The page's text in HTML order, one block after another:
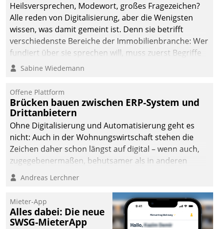
Heilsversprechen, Modewort, großes Fragezeichen?
Alle reden von Digitalisierung, aber die Wenigsten
wissen, was damit gemeint ist. Denn sie betrifft
verschiedenste Bereiche der Immobilienbranche: Wer
fundiert über sie sprechen will, muss zuerst Begriffe
klären. Ein Aspekt ist die betriebliche Optimierung:
Einsparungen durch optimierte und automatisierte
Prozesse. Doch man darf nicht zu viel erwarten: Allein
mit der Einführung einer neuen Software ist es nicht
getan. Die Digitalisierung erfordert von Unternehmen
die Bereitschaft, sich zu überprüfen, zu hinterfragen
und zu verändern.
Sabine Wiedemann
Offene Plattform
Brücken bauen zwischen ERP-System und
Drittanbietern
Ohne Digitalisierung und Automatisierung geht es
nicht: Auch in der Wohnungswirtschaft stehen die
Zeichen daher schon längst auf digital – wenn auch,
zugegebenermaßen, behutsamer als in anderen
Branchen.
Andreas Lerchner
Mieter-App
Alles dabei: Die neue
SWSG-MieterApp